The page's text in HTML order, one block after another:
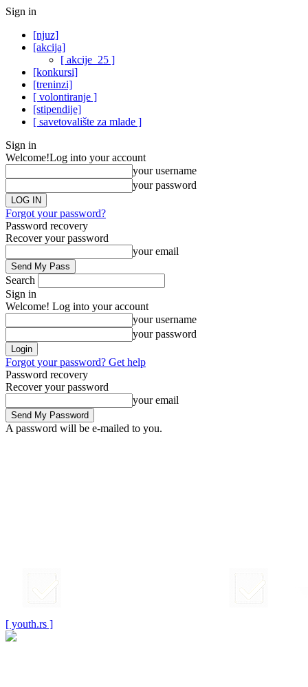
Sign in
[njuz]
[akcija]
[ akcije_25 ]
[konkursi]
[treninzi]
[ volontiranje ]
[stipendije]
[ savetovalište za mlade ]
Sign in
Welcome!Log into your account
your username
your password
Forgot your password?
Password recovery
Recover your password
your email
Search
Sign in
Welcome! Log into your account
your username
your password
Forgot your password? Get help
Password recovery
Recover your password
your email
A password will be e-mailed to you.
[ youth.rs ]